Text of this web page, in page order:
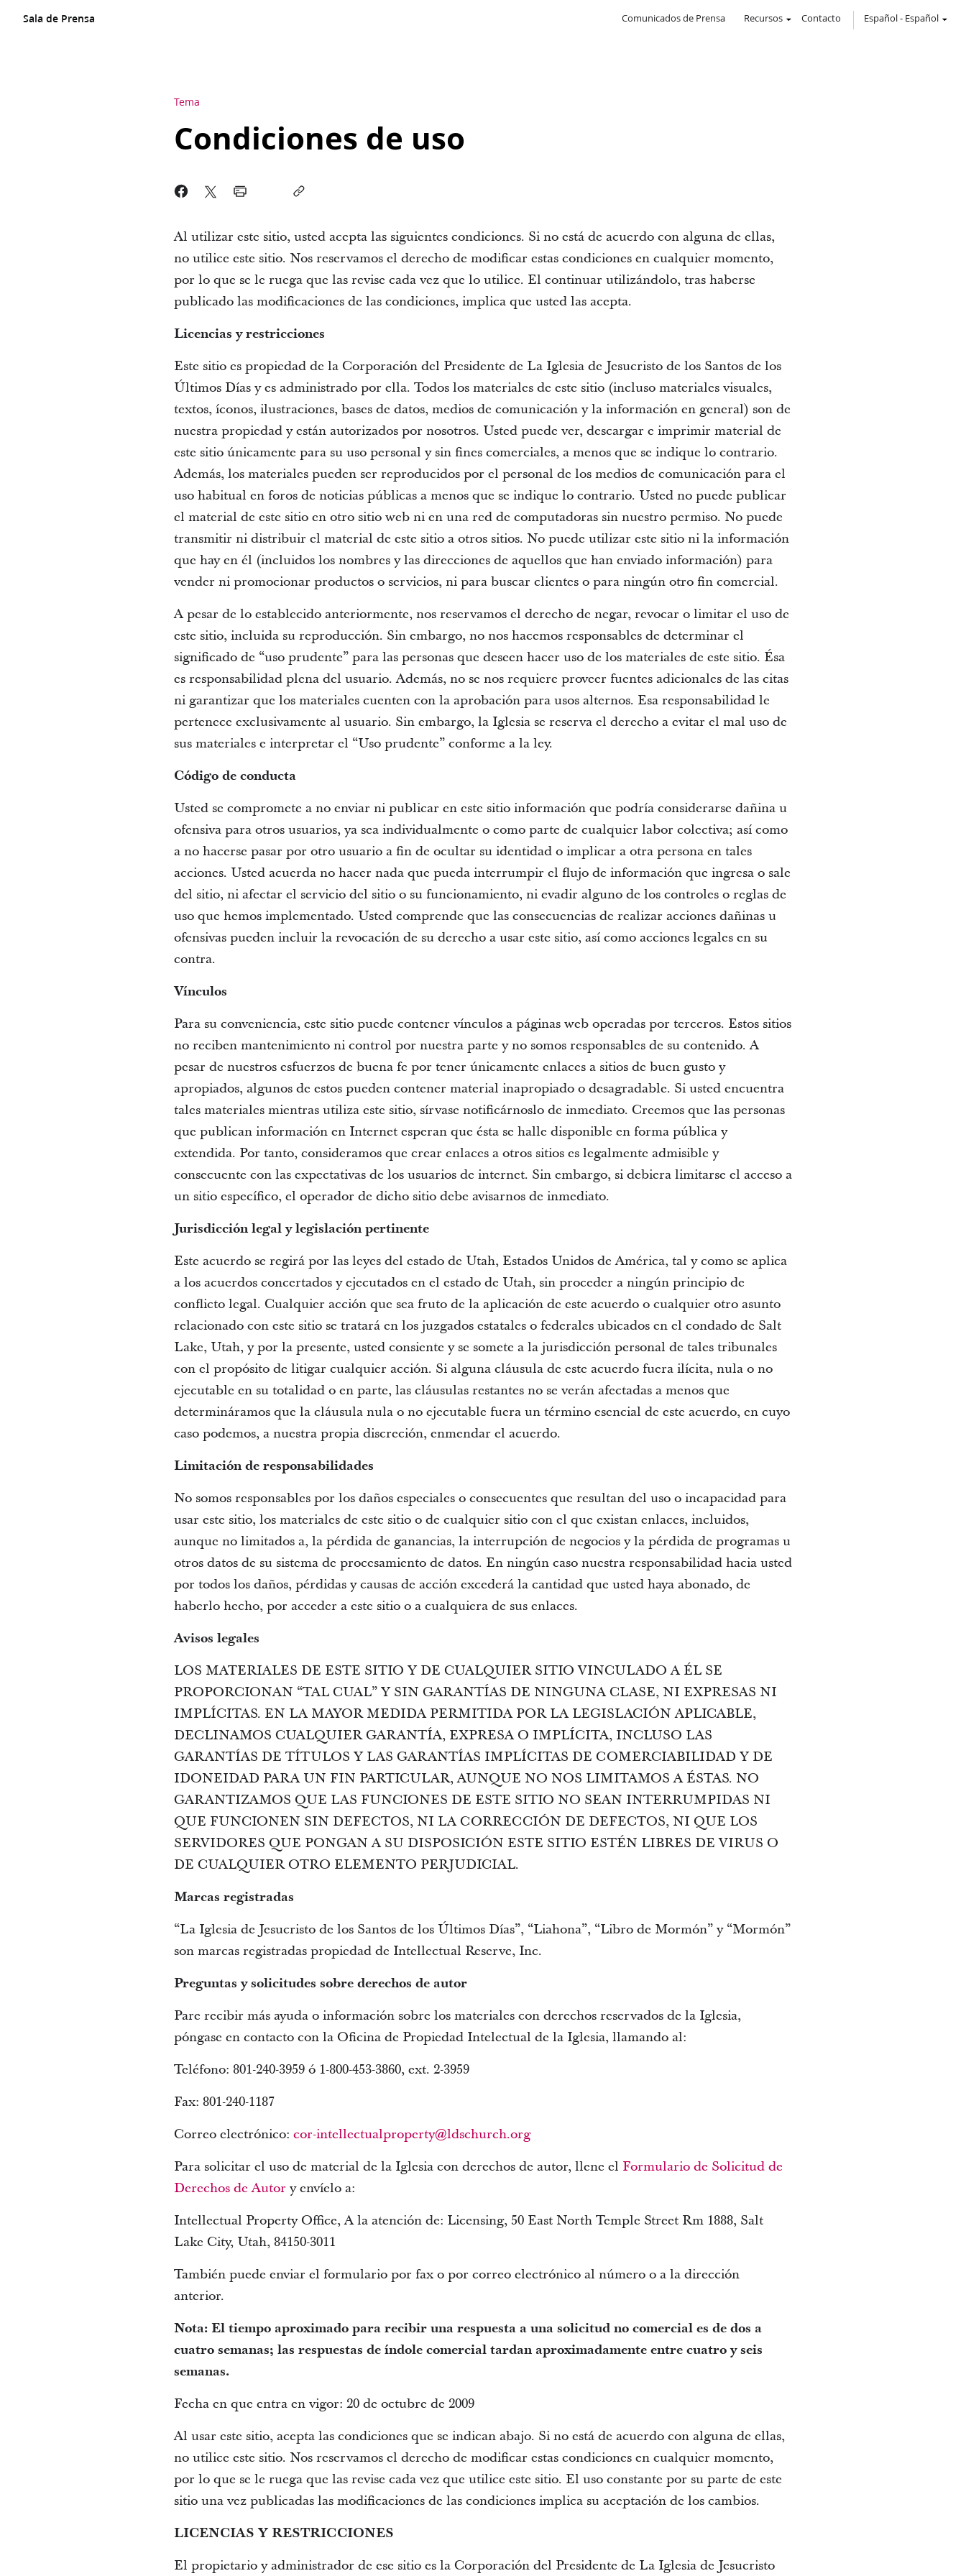
Sala de Prensa Comunicados de Prensa Recursos Contacto Español- Español
Tema
Condiciones de uso
Al utilizar este sitio, usted acepta las siguientes condiciones. Si no está de acuerdo con alguna de ellas,
no utilice este sitio. Nos reservamos el derecho de modificar estas condiciones en cualquier momento,
por lo que se le ruega que las revise cada vez que lo utilice. El continuar utilizándolo, tras haberse
publicado las modificaciones de las condiciones, implica que usted las acepta.
Licencias y restricciones
Este sitio es propiedad de la Corporación del Presidente de La Iglesia de Jesucristo de los Santos de los
Últimos Días y es administrado por ella. Todos los materiales de este sitio (incluso materiales visuales,
textos, íconos, ilustraciones, bases de datos, medios de comunicación y la información en general) son de
nuestra propiedad y están autorizados por nosotros. Usted puede ver, descargar e imprimir material de
este sitio únicamente para su uso personal y sin fines comerciales, a menos que se indique lo contrario.
Además, los materiales pueden ser reproducidos por el personal de los medios de comunicación para el
uso habitual en foros de noticias públicas a menos que se indique lo contrario. Usted no puede publicar
el material de este sitio en otro sitio web ni en una red de computadoras sin nuestro permiso. No puede
transmitir ni distribuir el material de este sitio a otros sitios. No puede utilizar este sitio ni la información
que hay en él (incluidos los nombres y las direcciones de aquellos que han enviado información) para
vender ni promocionar productos o servicios, ni para buscar clientes o para ningún otro fin comercial.
A pesar de lo establecido anteriormente, nos reservamos el derecho de negar, revocar o limitar el uso de
este sitio, incluida su reproducción. Sin embargo, no nos hacemos responsables de determinar el
significado de “uso prudente” para las personas que deseen hacer uso de los materiales de este sitio. Ésa
es responsabilidad plena del usuario. Además, no se nos requiere proveer fuentes adicionales de las citas
ni garantizar que los materiales cuenten con la aprobación para usos alternos. Esa responsabilidad le
pertenece exclusivamente al usuario. Sin embargo, la Iglesia se reserva el derecho a evitar el mal uso de
sus materiales e interpretar el “Uso prudente” conforme a la ley.
Código de conducta
Usted se compromete a no enviar ni publicar en este sitio información que podría considerarse dañina u
ofensiva para otros usuarios, ya sea individualmente o como parte de cualquier labor colectiva; así como
a no hacerse pasar por otro usuario a fin de ocultar su identidad o implicar a otra persona en tales
acciones. Usted acuerda no hacer nada que pueda interrumpir el flujo de información que ingresa o sale
del sitio, ni afectar el servicio del sitio o su funcionamiento, ni evadir alguno de los controles o reglas de
uso que hemos implementado. Usted comprende que las consecuencias de realizar acciones dañinas u
ofensivas pueden incluir la revocación de su derecho a usar este sitio, así como acciones legales en su
contra.
Vínculos
Para su conveniencia, este sitio puede contener vínculos a páginas web operadas por terceros. Estos sitios
no reciben mantenimiento ni control por nuestra parte y no somos responsables de su contenido. A
pesar de nuestros esfuerzos de buena fe por tener únicamente enlaces a sitios de buen gusto y
apropiados, algunos de estos pueden contener material inapropiado o desagradable. Si usted encuentra
tales materiales mientras utiliza este sitio, sírvase notificárnoslo de inmediato. Creemos que las personas
que publican información en Internet esperan que ésta se halle disponible en forma pública y
extendida. Por tanto, consideramos que crear enlaces a otros sitios es legalmente admisible y
consecuente con las expectativas de los usuarios de internet. Sin embargo, si debiera limitarse el acceso a
un sitio específico, el operador de dicho sitio debe avisarnos de inmediato.
Jurisdicción legal y legislación pertinente
Este acuerdo se regirá por las leyes del estado de Utah, Estados Unidos de América, tal y como se aplica
a los acuerdos concertados y ejecutados en el estado de Utah, sin proceder a ningún principio de
conflicto legal. Cualquier acción que sea fruto de la aplicación de este acuerdo o cualquier otro asunto
relacionado con este sitio se tratará en los juzgados estatales o federales ubicados en el condado de Salt
Lake, Utah, y por la presente, usted consiente y se somete a la jurisdicción personal de tales tribunales
con el propósito de litigar cualquier acción. Si alguna cláusula de este acuerdo fuera ilícita, nula o no
ejecutable en su totalidad o en parte, las cláusulas restantes no se verán afectadas a menos que
determináramos que la cláusula nula o no ejecutable fuera un término esencial de este acuerdo, en cuyo
caso podemos, a nuestra propia discreción, enmendar el acuerdo.
Limitación de responsabilidades
No somos responsables por los daños especiales o consecuentes que resultan del uso o incapacidad para
usar este sitio, los materiales de este sitio o de cualquier sitio con el que existan enlaces, incluidos,
aunque no limitados a, la pérdida de ganancias, la interrupción de negocios y la pérdida de programas u
otros datos de su sistema de procesamiento de datos. En ningún caso nuestra responsabilidad hacia usted
por todos los daños, pérdidas y causas de acción excederá la cantidad que usted haya abonado, de
haberlo hecho, por acceder a este sitio o a cualquiera de sus enlaces.
Avisos legales
LOS MATERIALES DE ESTE SITIO Y DE CUALQUIER SITIO VINCULADO A ÉL SE
PROPORCIONAN “TAL CUAL” Y SIN GARANTÍAS DE NINGUNA CLASE, NI EXPRESAS NI
IMPLÍCITAS. EN LA MAYOR MEDIDA PERMITIDA POR LA LEGISLACIÓN APLICABLE,
DECLINAMOS CUALQUIER GARANTÍA, EXPRESA O IMPLÍCITA, INCLUSO LAS
GARANTÍAS DE TÍTULOS Y LAS GARANTÍAS IMPLÍCITAS DE COMERCIABILIDAD Y DE
IDONEIDAD PARA UN FIN PARTICULAR, AUNQUE NO NOS LIMITAMOS A ÉSTAS. NO
GARANTIZAMOS QUE LAS FUNCIONES DE ESTE SITIO NO SEAN INTERRUMPIDAS NI
QUE FUNCIONEN SIN DEFECTOS, NI LA CORRECCIÓN DE DEFECTOS, NI QUE LOS
SERVIDORES QUE PONGAN A SU DISPOSICIÓN ESTE SITIO ESTÉN LIBRES DE VIRUS O
DE CUALQUIER OTRO ELEMENTO PERJUDICIAL.
Marcas registradas
“La Iglesia de Jesucristo de los Santos de los Últimos Días”, “Liahona”, “Libro de Mormón” y “Mormón”
son marcas registradas propiedad de Intellectual Reserve, Inc.
Preguntas y solicitudes sobre derechos de autor
Pare recibir más ayuda o información sobre los materiales con derechos reservados de la Iglesia,
póngase en contacto con la Oficina de Propiedad Intelectual de la Iglesia, llamando al:
Teléfono: 801-240-3959 ó 1-800-453-3860, ext. 2-3959
Fax: 801-240-1187
Correo electrónico: cor-intellectualproperty@ldschurch.org
Para solicitar el uso de material de la Iglesia con derechos de autor, llene el Formulario de Solicitud de
Derechos de Autor y envíelo a:
Intellectual Property Office, A la atención de: Licensing, 50 East North Temple Street Rm 1888, Salt
Lake City, Utah, 84150-3011
También puede enviar el formulario por fax o por correo electrónico al número o a la dirección
anterior.
Nota: El tiempo aproximado para recibir una respuesta a una solicitud no comercial es de dos a
cuatro semanas; las respuestas de índole comercial tardan aproximadamente entre cuatro y seis
semanas.
Fecha en que entra en vigor: 20 de octubre de 2009
Al usar este sitio, acepta las condiciones que se indican abajo. Si no está de acuerdo con alguna de ellas,
no utilice este sitio. Nos reservamos el derecho de modificar estas condiciones en cualquier momento,
por lo que se le ruega que las revise cada vez que utilice este sitio. El uso constante por su parte de este
sitio una vez publicadas las modificaciones de las condiciones implica su aceptación de los cambios.
LICENCIAS Y RESTRICCIONES
El propietario y administrador de ese sitio es la Corporación del Presidente de La Iglesia de Jesucristo